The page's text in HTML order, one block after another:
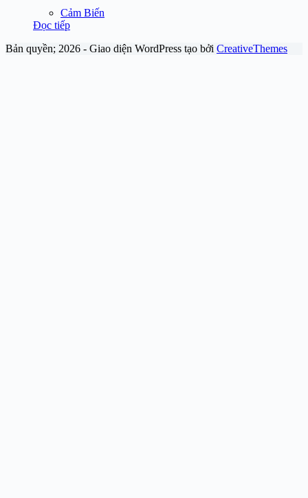
Cảm Biến
Đọc tiếp
Bản quyền; 2026 - Giao diện WordPress tạo bởi CreativeThemes